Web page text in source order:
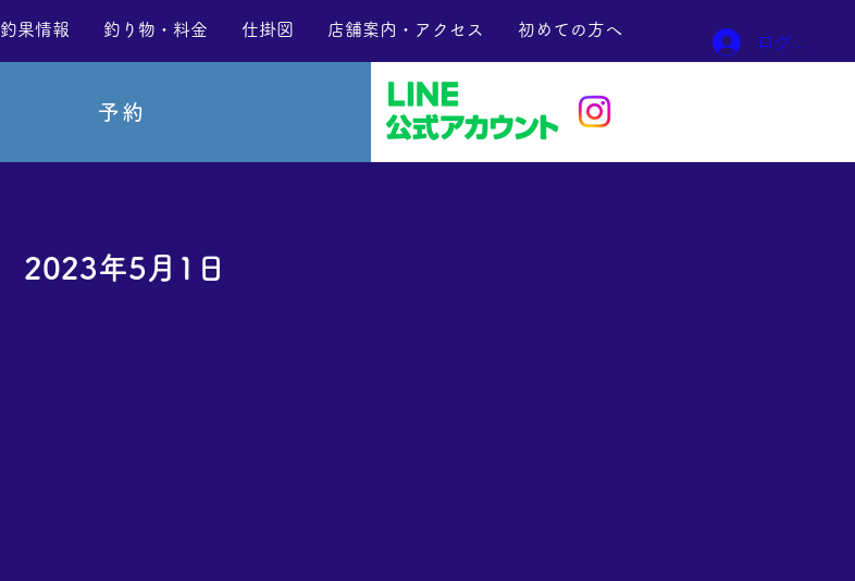
釣果情報 釣り物・料金 仕掛図 店舗案内・アクセス 初めての方へ
ログイン
予約
2023年5月1日